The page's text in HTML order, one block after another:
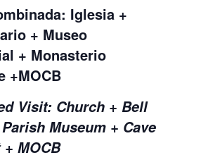
Iglesia +
+ Museo
+ Monasterio
+MOCB
Visit: Church + Bell
Museum + Cave
MOCB